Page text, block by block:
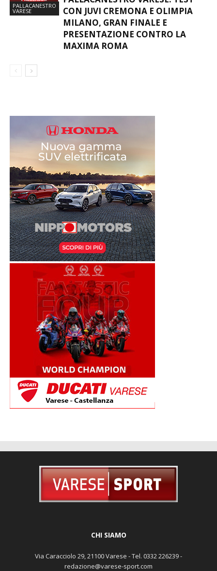
PALLACANESTRO
VARESE
CON JUVI CREMONA E OLIMPIA
MILANO, GRAN FINALE E
PRESENTAZIONE CONTRO LA
MAXIMA ROMA
CHI SIAMO
Via Caracciolo 29, 21100 Varese - Tel. 0332 226239 -
redazione@varese-sport.com